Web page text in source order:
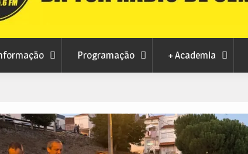
Programação + Academia